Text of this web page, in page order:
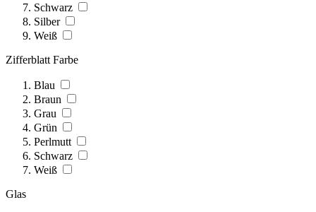
Schwarz
Silber
Weiß
Zifferblatt Farbe
Blau
Braun
Grau
Grün
Perlmutt
Schwarz
Weiß
Glas